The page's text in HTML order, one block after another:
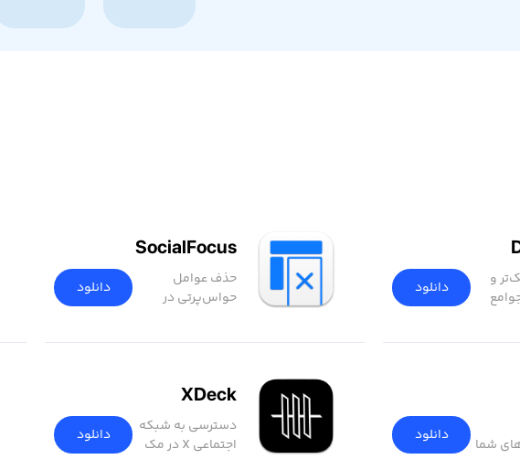
و
دانلود
SocialFocus
حذف عوامل
حواس‌پرتی در
دانلود
شما
دانلود
XDeck
دسترسی به شبکه
اجتماعی X در مک
دانلود